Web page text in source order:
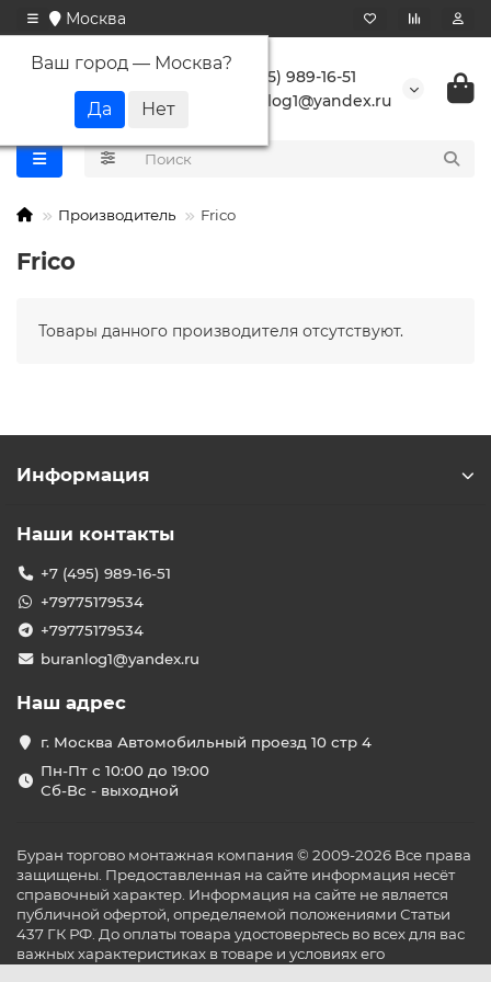
Москва
Ваш город — Москва?
+7 (495) 989-16-51
buranlog1@yandex.ru
Производитель Frico
Frico
Товары данного производителя отсутствуют.
Информация
Наши контакты
+7 (495) 989-16-51
+79775179534
+79775179534
buranlog1@yandex.ru
Наш адрес
г. Москва Автомобильный проезд 10 стр 4
Пн-Пт с 10:00 до 19:00
Сб-Вс - выходной
Буран торгово монтажная компания © 2009-2026 Все права
защищены. Предоставленная на сайте информация несёт
справочный характер. Информация на сайте не является
публичной офертой, определяемой положениями Статьи
437 ГК РФ. До оплаты товара удостоверьтесь во всех для вас
важных характеристиках в товаре и условиях его